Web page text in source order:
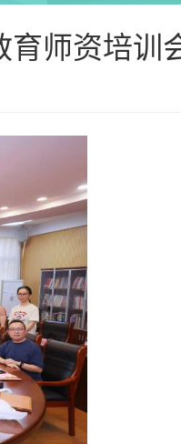
育师资培训